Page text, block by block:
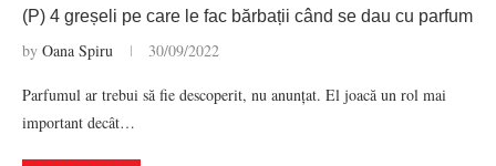
(P) 4 greșeli pe care le fac bărbații când se dau cu parfum
by Oana Spiru 30/09/2022
Parfumul ar trebui să fie descoperit, nu anunțat. El joacă un rol mai
important decât…